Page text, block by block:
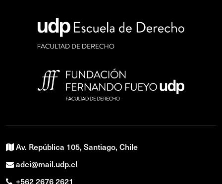
Av. República 105, Santiago, Chile
adci@mail.udp.cl
+562 2676 2621